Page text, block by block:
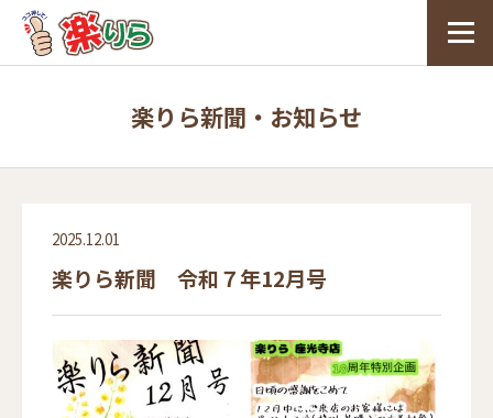
楽りら新聞・お知らせ
2025.12.01
楽りら新聞 令和７年12月号